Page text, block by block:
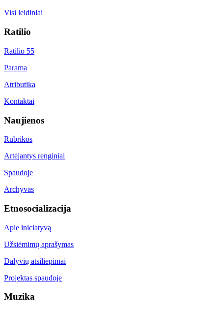
Visi leidiniai
Ratilio
Ratilio 55
Parama
Atributika
Kontaktai
Naujienos
Rubrikos
Artėjantys renginiai
Spaudoje
Archyvas
Etnosocializacija
Apie iniciatyvą
Užsiėmimų aprašymas
Dalyvių atsiliepimai
Projektas spaudoje
Muzika